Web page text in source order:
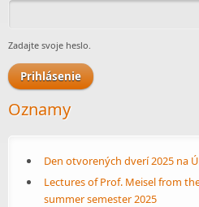
Zadajte svoje heslo.
Oznamy
Den otvorených dverí 2025 na
Lectures of Prof. Meisel from
summer semester 2025